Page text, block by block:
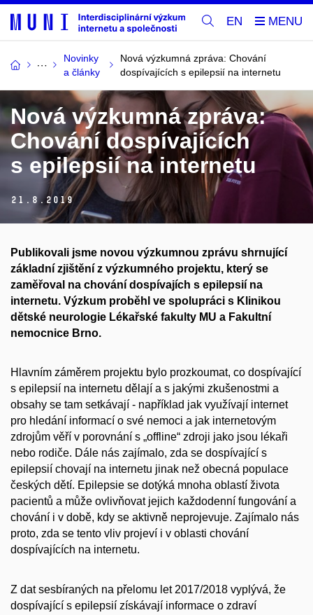
EN
Novinky
a články
Nová výzkumná zpráva: Chování
dospívajících s epilepsií na internetu
Nová výzkumná zpráva:
Chování dospívajících
s epilepsií na internetu
21. 8. 2019
Publikovali jsme novou výzkumnou zprávu shrnující
základní zjištění z výzkumného projektu, který se
zaměřoval na chování dospívajích s epilepsií na
internetu. Výzkum proběhl ve spolupráci s Klinikou
dětské neurologie Lékařské fakulty MU a Fakultní
nemocnice Brno.
Hlavním záměrem projektu bylo prozkoumat, co dospívající
s epilepsií na internetu dělají a s jakými zkušenostmi a
obsahy se tam setkávají - například jak využívají internet
pro hledání informací o své nemoci a jak internetovým
zdrojům věří v porovnání s „offline“ zdroji jako jsou lékaři
nebo rodiče. Dále nás zajímalo, zda se dospívající s
epilepsií chovají na internetu jinak než obecná populace
českých dětí. Epilepsie se dotýká mnoha oblastí života
pacientů a může ovlivňovat jejich každodenní fungování a
chování i v době, kdy se aktivně neprojevuje. Zajímalo nás
proto, zda se tento vliv projeví i v oblasti chování
dospívajících na internetu.
Z dat sesbíraných na přelomu let 2017/2018 vyplývá, že
dospívající s epilepsií získávají informace o zdraví